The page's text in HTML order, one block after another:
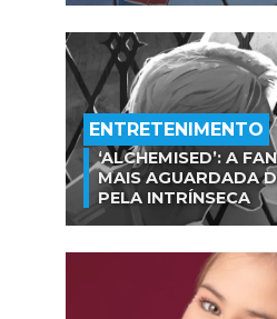
ENTRETENIMENTO
‘ALCHEMISED’: A
MAIS AGUARDADA
PELA INTRÍNSECA